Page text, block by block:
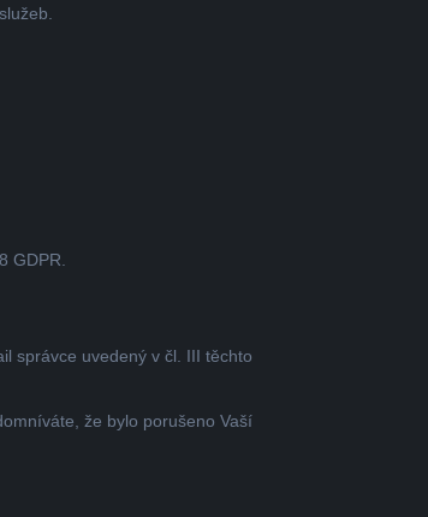
GDPR.
správce uvedený v čl. III těchto
že bylo porušeno Vaší